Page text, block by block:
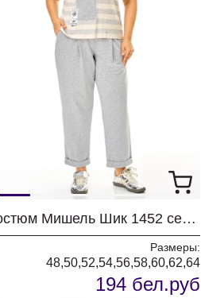
Костюм Мишель Шик 1452 серый+полоска
Размеры:
48,50,52,54,56,58,60,62,64
194 бел.руб